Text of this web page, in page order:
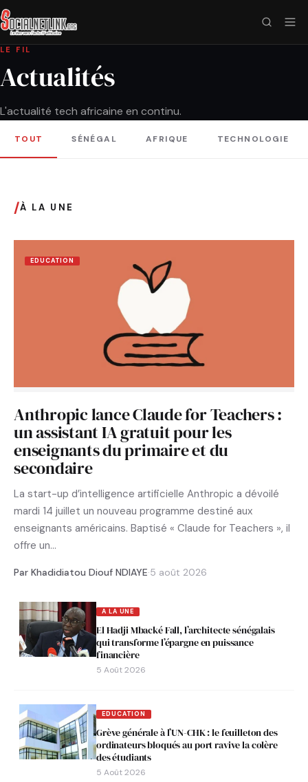
LE FIL
Actualités
L'actualité tech africaine en continu.
TOUT SÉNÉGAL AFRIQUE TECHNOLOGIE
/À LA UNE
EDUCATION
Anthropic lance Claude for Teachers :
un assistant IA gratuit pour les
enseignants du primaire et du
secondaire
La start-up d’intelligence artificielle Anthropic a dévoilé
mardi 14 juillet un nouveau programme destiné aux
enseignants américains. Baptisé « Claude for Teachers », il
offre un…
Par Khadidiatou Diouf NDIAYE·5 août 2026
A LA UNE
El Hadji Mbacké Fall, l’architecte sénégalais
qui transforme l’épargne en puissance
financière
5 Août 2026
EDUCATION
Grève générale à l’UN-CHK : le feuilleton des
ordinateurs bloqués au port ravive la colère
des étudiants
5 Août 2026